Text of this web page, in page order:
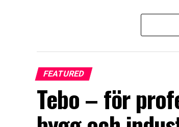
FEATURED
Tebo – för